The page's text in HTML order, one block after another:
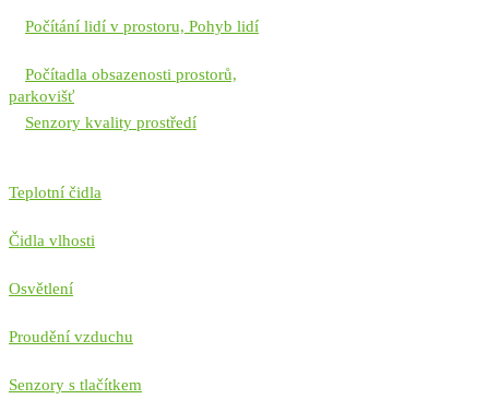
Počítání lidí v prostoru, Pohyb lidí
Počítadla obsazenosti prostorů,
parkovišť
Senzory kvality prostředí
Teplotní čidla
Čidla vlhosti
Osvětlení
Proudění vzduchu
Senzory s tlačítkem